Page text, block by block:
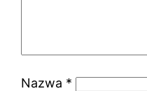
Nazwa *